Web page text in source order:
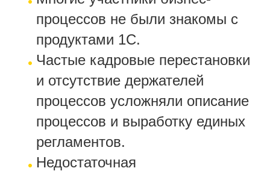
процессов не были знакомы с
продуктами 1С.
Частые кадровые перестановки
и отсутствие держателей
процессов усложняли описание
процессов и выработку единых
регламентов.
Недостаточная